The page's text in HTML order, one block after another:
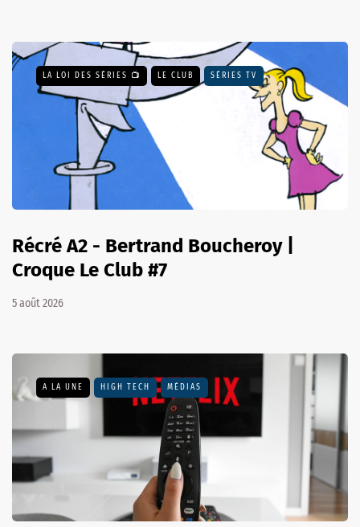
LA LOI DES SÉRIES 📺 LE CLUB SÉRIES TV
Récré A2 - Bertrand Boucheroy |
Croque Le Club #7
5 août 2026
A LA UNE HIGH TECH MÉDIAS